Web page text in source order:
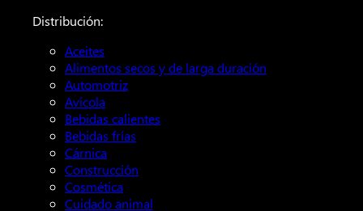
Distribución:
Aceites
Alimentos secos y de larga duración
Automotriz
Avícola
Bebidas calientes
Bebidas frías
Cárnica
Construcción
Cosmética
Cuidado animal